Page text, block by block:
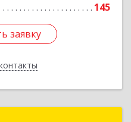
145
заявку
заявку